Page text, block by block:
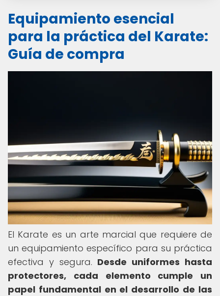
Equipamiento esencial
para la práctica del Karate:
Guía de compra
El Karate es un arte marcial que requiere de
un equipamiento específico para su práctica
efectiva y segura. Desde uniformes hasta
protectores, cada elemento cumple un
papel fundamental en el desarrollo de las